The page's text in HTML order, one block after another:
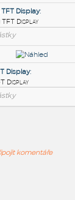
FeatherWing
FeatherWing:
FeatherWing
TFT Display
komentáře